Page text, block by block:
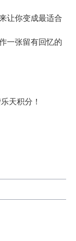
让你变成最适合
一张留有回忆的
天积分！